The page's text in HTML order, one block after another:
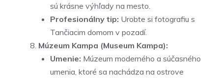
sú krásne výhľady na mesto.
Profesionálny tip: Urobte si fotografiu s
Tančiacim domom v pozadí.
Múzeum Kampa (Museum Kampa):
Umenie: Múzeum moderného a súčasného
umenia, ktoré sa nachádza na ostrove